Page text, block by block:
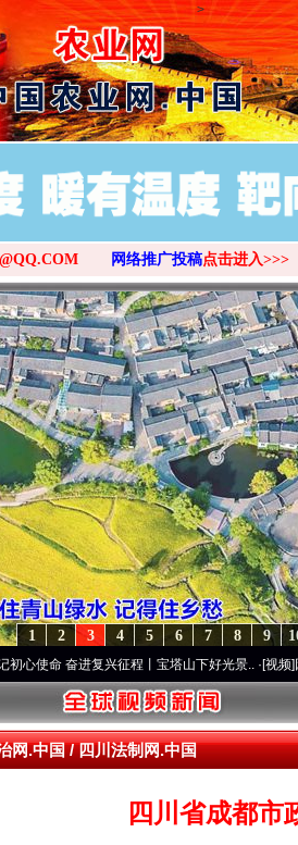
>
网络推广投稿点击进入>>>
9
8
7
6
5
4
3
2
1
奋进复兴征程丨宝塔山下好光景..·[视频]因党而生
网.中国 / 四川法制网.中国
四川省成都市